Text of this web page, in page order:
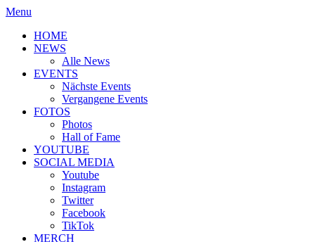
Menu
HOME
NEWS
Alle News
EVENTS
Nächste Events
Vergangene Events
FOTOS
Photos
Hall of Fame
YOUTUBE
SOCIAL MEDIA
Youtube
Instagram
Twitter
Facebook
TikTok
MERCH